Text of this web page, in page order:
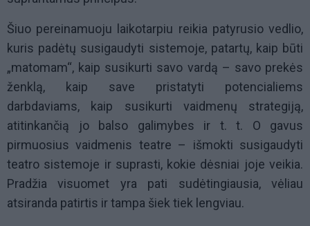
Šiuo pereinamuoju laikotarpiu reikia patyrusio vedlio,
kuris padėtų susigaudyti sistemoje, patartų, kaip būti
„matomam“, kaip susikurti savo vardą – savo prekės
ženklą, kaip save pristatyti potencialiems
darbdaviams, kaip susikurti vaidmenų strategiją,
atitinkančią jo balso galimybes ir t. t. O gavus
pirmuosius vaidmenis teatre – išmokti susigaudyti
teatro sistemoje ir suprasti, kokie dėsniai joje veikia.
Pradžia visuomet yra pati sudėtingiausia, vėliau
atsiranda patirtis ir tampa šiek tiek lengviau.